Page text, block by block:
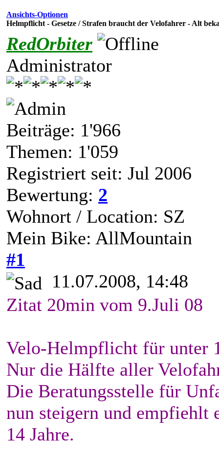
Ansichts-Optionen
Helmpflicht - Gesetze / Strafen braucht der Velofahrer - Alt
RedOrbiter
Administrator
Beiträge: 1'966
Themen: 1'059
Registriert seit: Jul 2006
Bewertung: 2
Wohnort / Location: SZ
Mein Bike: AllMountain
#1
11.07.2008, 14:48
Zitat 20min vom 9.Juli 08
Velo-Helmpflicht für unter
Nur die Hälfte aller
Die Beratungsstelle für
nun steigern und
14 Jahre.